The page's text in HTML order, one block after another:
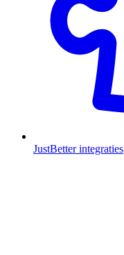
JustBetter integraties